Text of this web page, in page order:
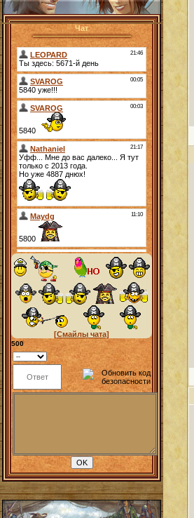
Чат
[Смайлы чата]
500